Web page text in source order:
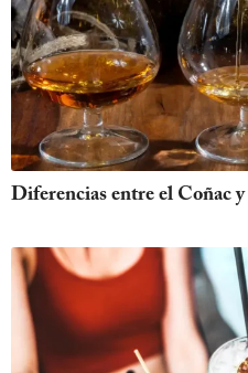
Diferencias entre el Coñac